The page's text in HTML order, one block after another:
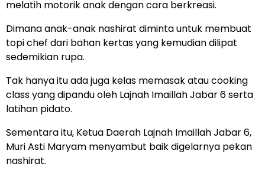
melatih motorik anak dengan cara berkreasi.
Dimana anak-anak nashirat diminta untuk membuat
topi chef dari bahan kertas yang kemudian dilipat
sedemikian rupa.
Tak hanya itu ada juga kelas memasak atau cooking
class yang dipandu oleh Lajnah Imaillah Jabar 6 serta
latihan pidato.
Sementara itu, Ketua Daerah Lajnah Imaillah Jabar 6,
Muri Asti Maryam menyambut baik digelarnya pekan
nashirat.